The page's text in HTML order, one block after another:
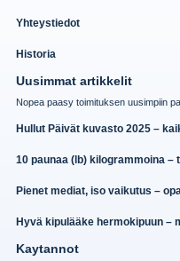
Yhteystiedot
Historia
Uusimmat artikkelit
Nopea paasy toimituksen uusimpiin
Hullut Päivät kuvasto 2025 –
10 paunaa (lb) kilogrammoina
Pienet mediat, iso vaikutus –
Hyvä kipulääke hermokipuun –
Kaytannot